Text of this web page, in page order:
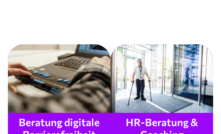
Beratung digitale
HR-Beratung &